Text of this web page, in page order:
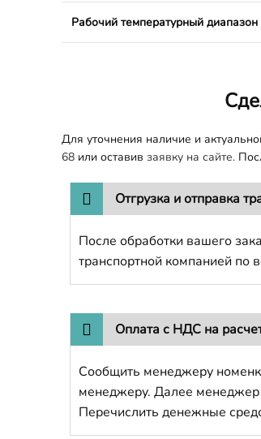
Рабочий температурный диапазон
Для уточнения наличие и
68 или оставив заявку на сайте.
Отгрузка и отправка
После обработки вашего
транспортной компанией по
Оплата с НДС на
Сообщить менеджеру
менеджеру. Далее менеджер
Перечислить денежные